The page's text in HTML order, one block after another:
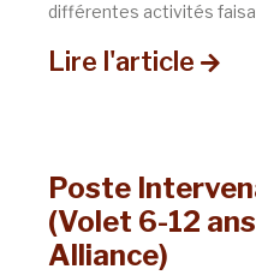
différentes activités
Lire l'article
Poste
(Volet 6-12
Alliance)